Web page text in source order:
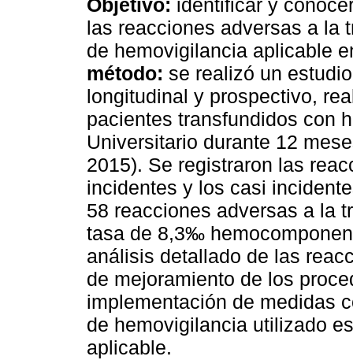
Objetivo: identificar y
las reacciones adversas a la
de hemovigilancia aplicable
método: se realizó un
longitudinal y prospectivo,
pacientes transfundidos con
Universitario durante 12
2015). Se registraron las
incidentes y los casi
58 reacciones adversas a la
tasa de 8,3‰
análisis detallado de las
de mejoramiento de los
implementación de medidas
de hemovigilancia utilizado
aplicable.